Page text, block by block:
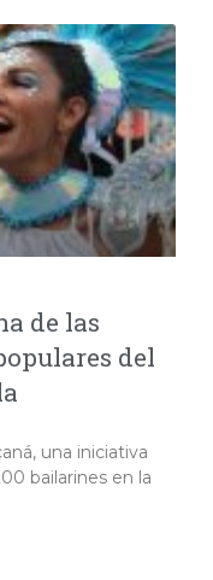
de las
del
una iniciativa
bailarines en la